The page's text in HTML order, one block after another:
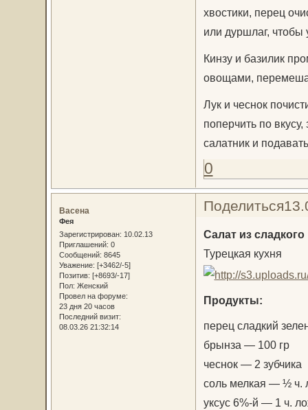
хвостики, перец
или дуршлаг, чтобы
Кинзу и базилик
овощами,
Лук и чеснок
поперчить по
салатник и
0
Поделиться
Васена
Фея
Зарегистрирован: 10.02.13
Приглашений: 0
Сообщений: 8645
Уважение: [+3462/-5]
Позитив: [+8693/-17]
Пол: Женский
Провел на форуме:
23 дня 20 часов
Последний визит:
08.03.26 21:32:14
Салат из
Турецкая кухня
Продукты:
перец сладкий
брынза — 100 гр
чеснок — 2 зубчика
соль мелкая — ½ ч.
уксус 6%-й — 1 ч.